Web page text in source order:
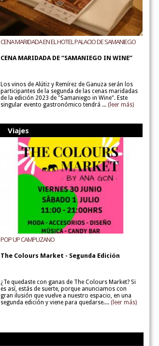
CENA MARIDADA EN EL HOTEL PALACIO DE SAMANIEGO
CENA MARIDADA DE “SAMANIEGO IN WINE”
Los vinos de Alútiz y Remírez de Ganuza serán los
participantes de la segunda de las cenas maridadas
de la edición 2023 de "Samaniego in Wine". Este
singular evento gastronómico tendrá ... (leer más)
Viajes
POP UP CAMPUZANO
The Colours Market - Segunda Edición
¿Te quedaste con ganas de The Colours Market? Si
es así, estás de suerte, porque anunciamos con
gran ilusión que vuelve a nuestro espacio, en una
segunda edición y viene para quedarse.... (leer más)